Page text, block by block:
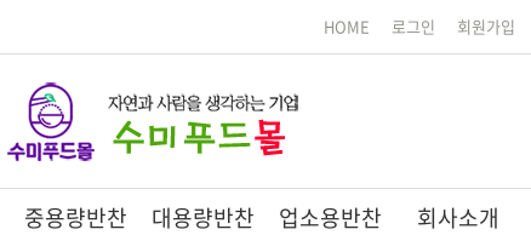
HOME 로그인 회원가입
중용량반찬 대용량반찬 업소용반찬 회사소개